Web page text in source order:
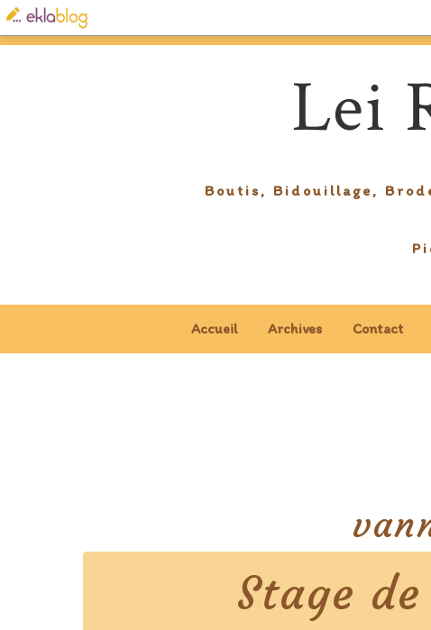
Lei
Boutis, Bidouillage,
Accueil Archives Contact
Stage